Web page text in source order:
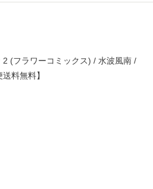
(フラワーコミックス) / 水波風南 /
料無料】